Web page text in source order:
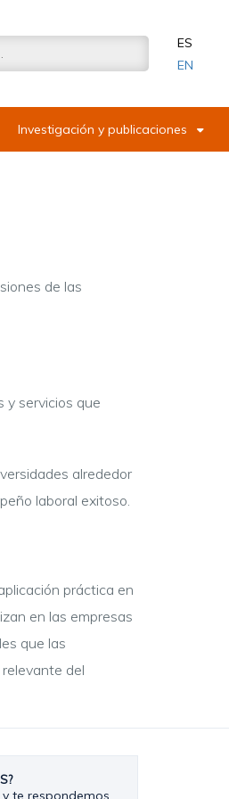
ES
EN
Investigación y publicaciones
de las
y servicios que
alrededor
laboral exitoso.
práctica en
en las empresas
que las
del
te respondemos